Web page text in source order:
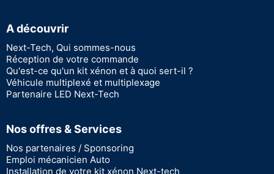
A découvrir
Next-Tech, Qui sommes-nous
Réception de votre commande
Qu'est-ce qu'un kit xénon et à quoi sert-il ?
Véhicule multiplexé et multiplexage
Partenaire LED Next-Tech
Nos offres & Services
Nos partenaires / Sponsoring
Emploi mécanicien Auto
Installation de votre kit xénon Next-tech